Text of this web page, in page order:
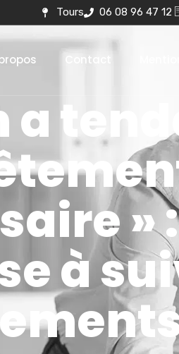
Tours 06 08 96 47 12
Contact
a
»
à